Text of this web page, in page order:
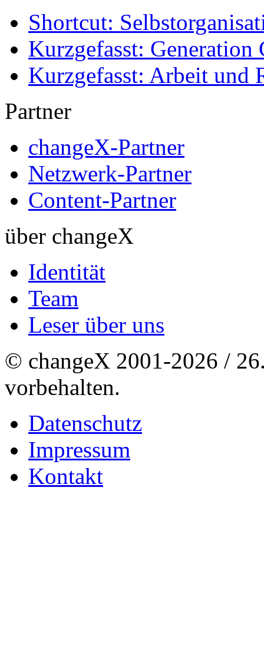
Shortcut:
Kurzgefasst: Generation
Kurzgefasst: Arbeit und
Partner
changeX-Partner
Netzwerk-Partner
Content-Partner
über changeX
Identität
Team
Leser über uns
© changeX 2001-2026 /
vorbehalten.
Datenschutz
Impressum
Kontakt